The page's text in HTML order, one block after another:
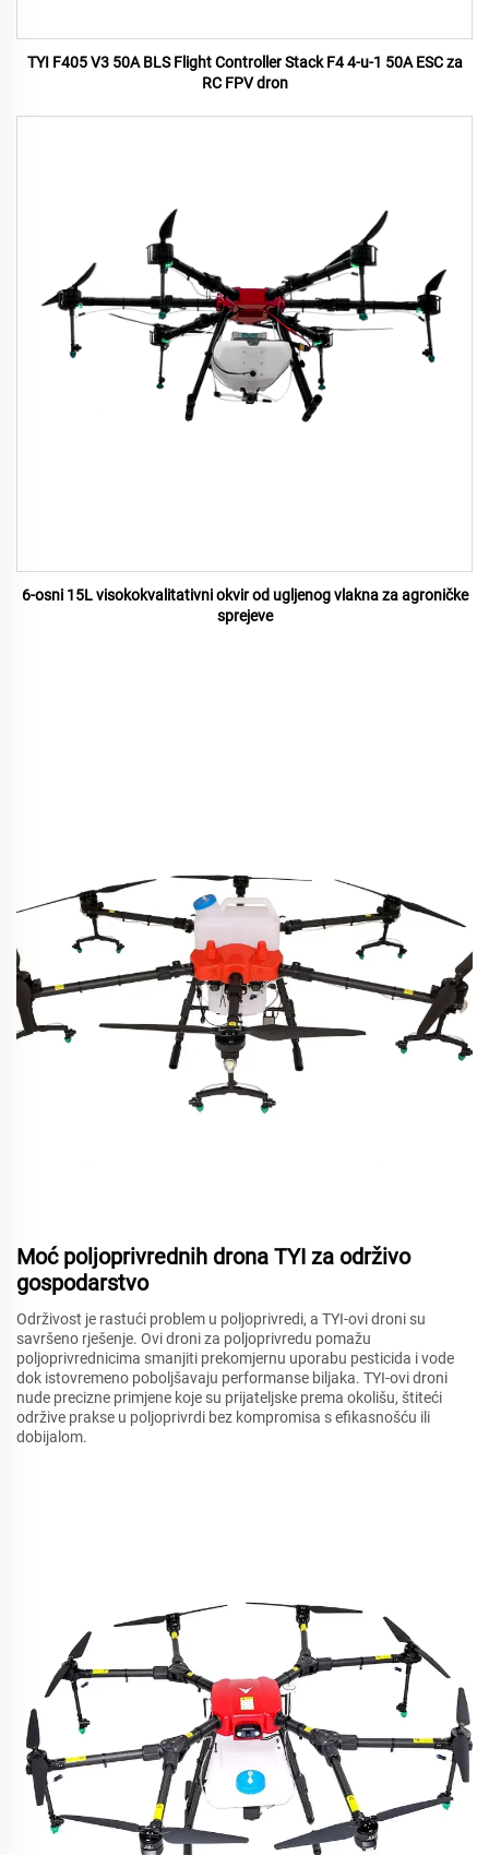
TYI F405 V3 50A BLS Flight Controller Stack F4 4-u-1 50A ESC za
RC FPV dron
6-osni 15L visokokvalitativni okvir od ugljenog vlakna za agroničke
sprejeve
Moć poljoprivrednih drona TYI za održivo
gospodarstvo
Održivost je rastući problem u poljoprivredi, a TYI-ovi droni su
savršeno rješenje. Ovi droni za poljoprivredu pomažu
poljoprivrednicima smanjiti prekomjernu uporabu pesticida i vode
dok istovremeno poboljšavaju performanse biljaka. TYI-ovi droni
nude precizne primjene koje su prijateljske prema okolišu, štiteći
održive prakse u poljoprivrdi bez kompromisa s efikasnošću ili
dobijalom.